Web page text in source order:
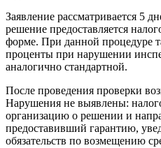
Заявление рассматривается 5
решение предоставляется
форме. При данной процедуре
проценты при нарушении
аналогично стандартной.
После проведения проверки
Нарушения не выявлены:
организацию о решении и
предоставивший гарантию,
обязательств по возмещению